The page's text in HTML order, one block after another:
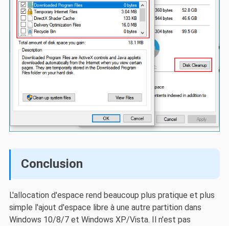
Conclusion
L'allocation d'espace rend beaucoup plus pratique et plus
simple l'ajout d'espace libre à une autre partition dans
Windows 10/8/7 et Windows XP/Vista. Il n'est pas